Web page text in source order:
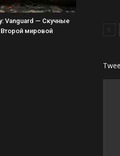
Vanguard — Скучные
мировой